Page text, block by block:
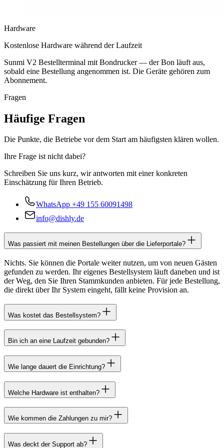
Hardware
Kostenlose Hardware während der Laufzeit
Sunmi V2 Bestellterminal mit Bondrucker — der Bon läuft aus,
sobald eine Bestellung angenommen ist. Die Geräte gehören zum
Abonnement.
Fragen
Häufige Fragen
Die Punkte, die Betriebe vor dem Start am häufigsten klären wollen.
Ihre Frage ist nicht dabei?
Schreiben Sie uns kurz, wir antworten mit einer konkreten
Einschätzung für Ihren Betrieb.
WhatsApp +49 155 60091498
info@dishly.de
Was passiert mit meinen Bestellungen über die Lieferportale?
Nichts. Sie können die Portale weiter nutzen, um von neuen Gästen
gefunden zu werden. Ihr eigenes Bestellsystem läuft daneben und ist
der Weg, den Sie Ihren Stammkunden anbieten. Für jede Bestellung,
die direkt über Ihr System eingeht, fällt keine Provision an.
Was kostet das Bestellsystem?
Bin ich an eine Laufzeit gebunden?
Wie lange dauert die Einrichtung?
Welche Hardware ist enthalten?
Wie kommen die Zahlungen zu mir?
Was deckt der Support ab?